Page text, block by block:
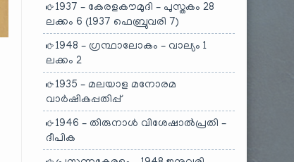
1937 – കേരളകൗമുദി – പുസ്തകം 28
ലക്കം 6 (1937 ഫെബ്രുവരി 7)
1948 – ഗ്രന്ഥാലോകം – വാല്യം 1
ലക്കം 2
1935 – മലയാള മനോരമ
വാർഷികപ്പതിപ്പ്
1946 – തിരുനാൾ വിശേഷാൽപ്രതി –
ദീപിക